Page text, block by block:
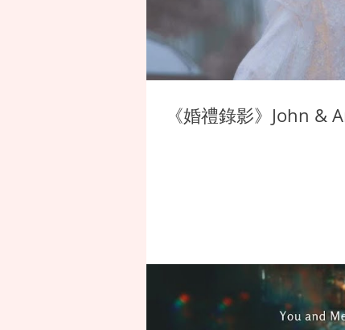
《婚禮錄影》John &